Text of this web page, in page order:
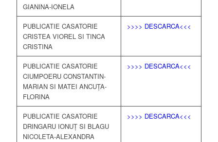
GIANINA-IONELA
PUBLICATIE CASATORIE
CRISTEA VIOREL SI TINCA
CRISTINA
>>>> DESCARCA<<<
PUBLICATIE CASATORIE
CIUMPOERU CONSTANTIN-
MARIAN SI MATEI ANCUȚA-
FLORINA
>>>> DESCARCA<<<
PUBLICATIE CASATORIE
DRINGARU IONUȚ SI BLAGU
NICOLETA-ALEXANDRA
>>>> DESCARCA<<<